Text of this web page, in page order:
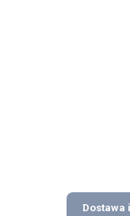
Dostawa